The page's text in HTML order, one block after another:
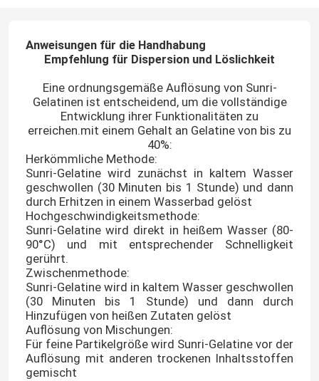
Anweisungen für die Handhabung
Empfehlung für Dispersion und Löslichkeit
Eine ordnungsgemäße Auflösung von Sunri-
Gelatinen ist entscheidend, um die vollständige
Entwicklung ihrer Funktionalitäten zu
erreichen.mit einem Gehalt an Gelatine von bis zu
40%:
Herkömmliche Methode:
Sunri-Gelatine wird zunächst in kaltem Wasser
geschwollen (30 Minuten bis 1 Stunde) und dann
durch Erhitzen in einem Wasserbad gelöst
Hochgeschwindigkeitsmethode:
Sunri-Gelatine wird direkt in heißem Wasser (80-
90°C) und mit entsprechender Schnelligkeit
gerührt.
Zwischenmethode:
Sunri-Gelatine wird in kaltem Wasser geschwollen
(30 Minuten bis 1 Stunde) und dann durch
Hinzufügen von heißen Zutaten gelöst
Auflösung von Mischungen:
Für feine Partikelgröße wird Sunri-Gelatine vor der
Auflösung mit anderen trockenen Inhaltsstoffen
gemischt